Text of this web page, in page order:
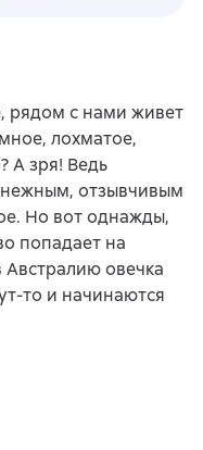
рядом с нами живет
лохматое,
А зря! Ведь
отзывчивым
Но вот однажды,
попадает на
овечка
то и начинаются